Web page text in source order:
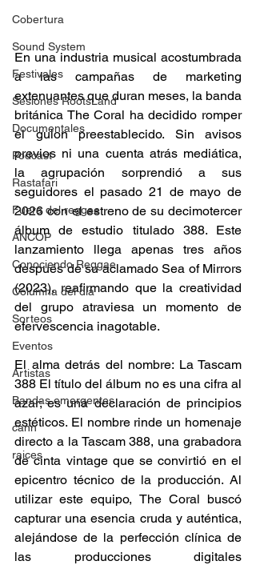
Cobertura
Sound System
Festivales
Sesiones RootsLand
Documentales
Podcast
Rastafari
Fuera del reggae
ANCOP
Conociendo Reggae
Columna del día
Sorteos
Eventos
Artistas
Bandas emergentes
cann
raices
En una industria musical acostumbrada
a las campañas de marketing
extenuantes que duran meses, la banda
británica The Coral ha decidido romper
el guion preestablecido. Sin avisos
previos ni una cuenta atrás mediática,
la agrupación sorprendió a sus
seguidores el pasado 21 de mayo de
2026 con el estreno de su decimotercer
álbum de estudio titulado 388. Este
lanzamiento llega apenas tres años
después de su aclamado Sea of Mirrors
(2023), reafirmando que la creatividad
del grupo atraviesa un momento de
efervescencia inagotable.
El alma detrás del nombre: La Tascam
388 El título del álbum no es una cifra al
azar; es una declaración de principios
estéticos. El nombre rinde un homenaje
directo a la Tascam 388, una grabadora
de cinta vintage que se convirtió en el
epicentro técnico de la producción. Al
utilizar este equipo, The Coral buscó
capturar una esencia cruda y auténtica,
alejándose de la perfección clínica de
las producciones digitales